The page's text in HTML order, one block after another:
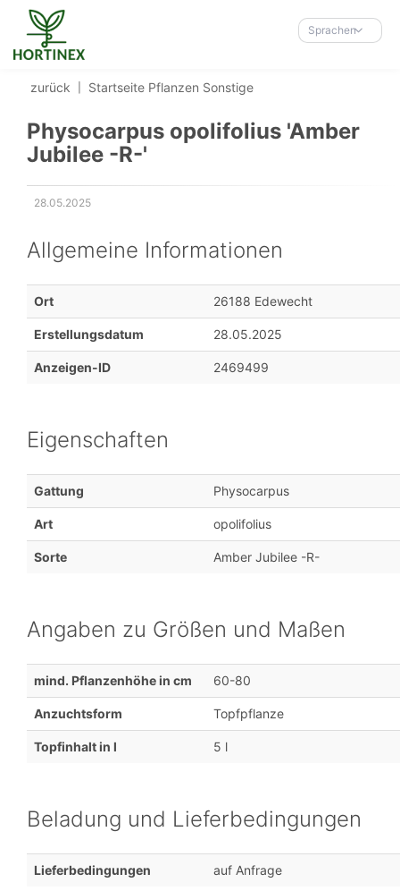
Accessibility-
Modus
aktivieren
Navigation
Inhalt
Sprachen
zurück Startseite Pflanzen Sonstige
Physocarpus opolifolius 'Amber
Jubilee -R-'
28.05.2025
Allgemeine Informationen
Ort 26188 Edewecht
Erstellungsdatum 28.05.2025
Anzeigen-ID 2469499
Eigenschaften
Gattung Physocarpus
Art opolifolius
Sorte Amber Jubilee -R-
Angaben zu Größen und Maßen
mind. Pflanzenhöhe in cm 60-80
Anzuchtsform Topfpflanze
Topfinhalt in l 5 l
Beladung und Lieferbedingungen
Lieferbedingungen auf Anfrage